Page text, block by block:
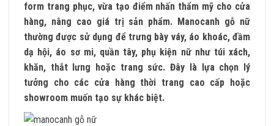
form trang phục, vừa tạo điểm nhấn thẩm mỹ cho cửa
hàng, nâng cao giá trị sản phẩm. Manocanh gỗ nữ
thường được sử dụng để trưng bày váy, áo khoác, đầm
dạ hội, áo sơ mi, quần tây, phụ kiện nữ như túi xách,
khăn, thắt lưng hoặc trang sức. Đây là lựa chọn lý
tưởng cho các cửa hàng thời trang cao cấp hoặc
showroom muốn tạo sự khác biệt.